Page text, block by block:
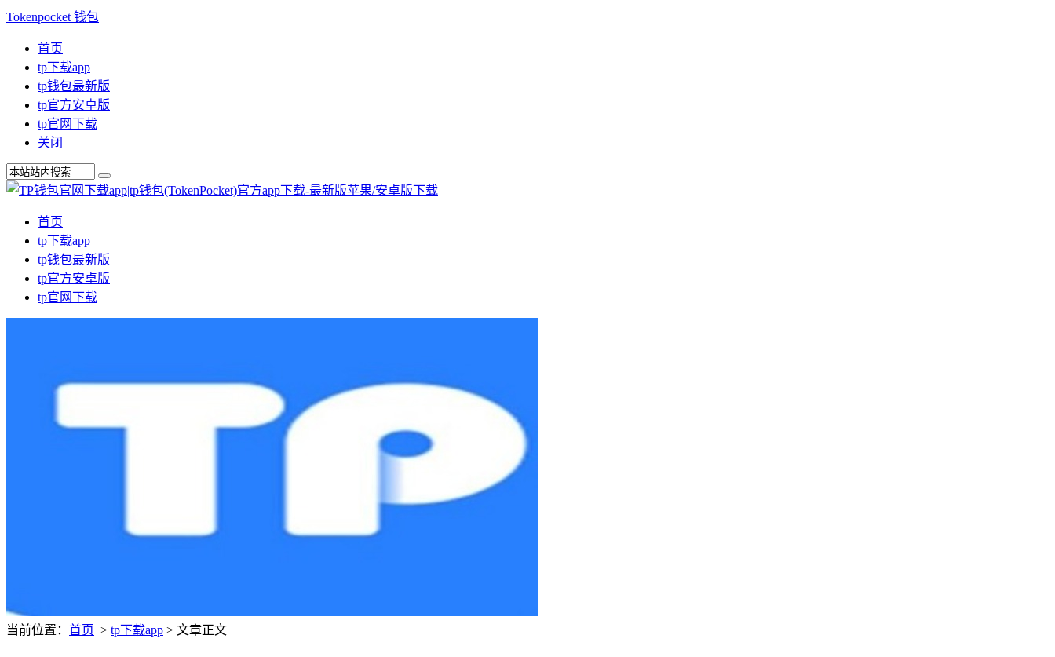
Tokenpocket 钱包
首页
tp下载app
tp钱包最新版
tp官方安卓版
tp官网下载
关闭
首页
tp下载app
tp钱包最新版
tp官方安卓版
tp官网下载
当前位置： 首页 > tp下载app > 文章正文